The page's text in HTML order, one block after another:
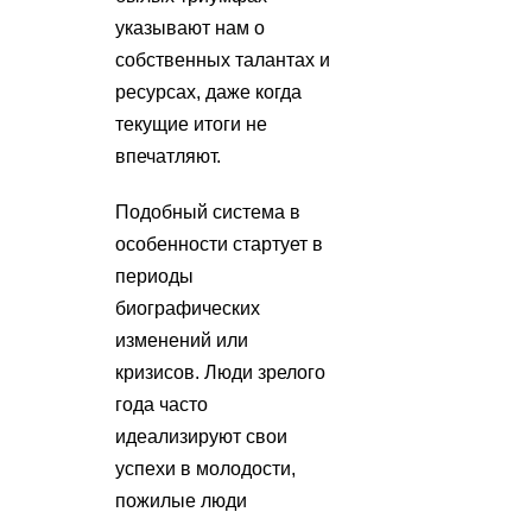
указывают нам о
собственных талантах и
ресурсах, даже когда
текущие итоги не
впечатляют.
Подобный система в
особенности стартует в
периоды
биографических
изменений или
кризисов. Люди зрелого
года часто
идеализируют свои
успехи в молодости,
пожилые люди